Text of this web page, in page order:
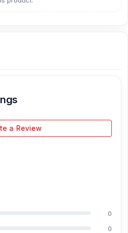
at Nur Telecom. Our shop
a Review
0
0